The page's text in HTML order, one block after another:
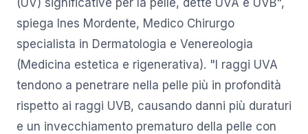
spiega Ines Mordente, Medico Chirurgo
specialista in Dermatologia e Venereologia
(Medicina estetica e rigenerativa). "I raggi UVA
tendono a penetrare nella pelle più in profondità
rispetto ai raggi UVB, causando danni più duraturi
e un invecchiamento prematuro della pelle con